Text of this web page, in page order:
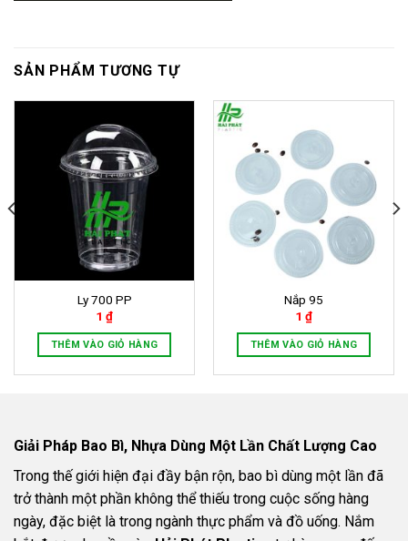
SẢN PHẨM TƯƠNG TỰ
Ly 700 PP
1 ₫
THÊM VÀO GIỎ HÀNG
Nắp 95
1 ₫
THÊM VÀO GIỎ HÀNG
Giải Pháp Bao Bì, Nhựa Dùng Một Lần Chất Lượng Cao
Trong thế giới hiện đại đầy bận rộn, bao bì dùng một lần đã
trở thành một phần không thể thiếu trong cuộc sống hàng
ngày, đặc biệt là trong ngành thực phẩm và đồ uống. Nắm